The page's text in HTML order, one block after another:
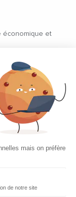
économique et